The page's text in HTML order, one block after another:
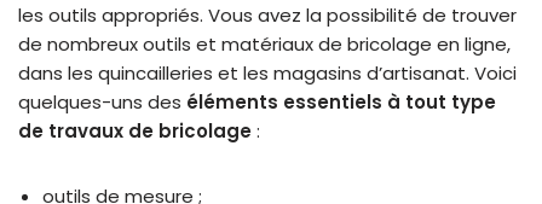
les outils appropriés. Vous avez la possibilité de trouver
de nombreux outils et matériaux de bricolage en ligne,
dans les quincailleries et les magasins d’artisanat. Voici
quelques-uns des éléments essentiels à tout type
de travaux de bricolage:
outils de mesure ;